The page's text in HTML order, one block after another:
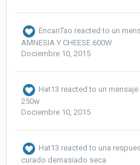
EncanTao reacted to un
AMNESIA Y CHEESE 600W
Dociembre 10, 2015
Hat13 reacted to un mensaje
250w
Dociembre 10, 2015
Hat13 reacted to una
curado demasiado seca